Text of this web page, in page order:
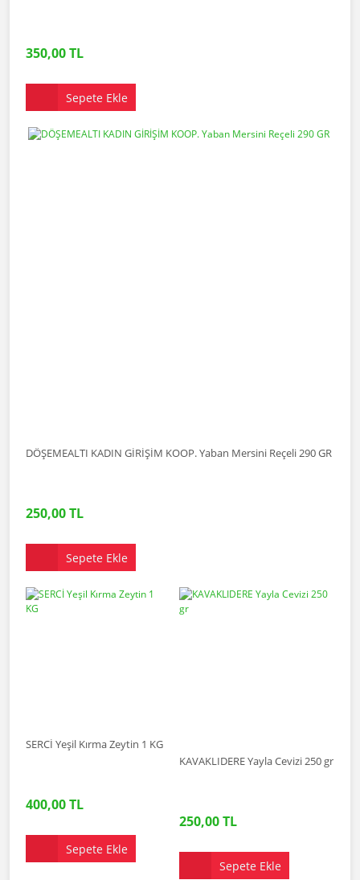
350,00 TL
Sepete Ekle
DÖŞEMEALTI KADIN GİRİŞİM KOOP. Yaban Mersini Reçeli 290 GR
250,00 TL
Sepete Ekle
SERCİ Yeşil Kırma Zeytin 1 KG
400,00 TL
Sepete Ekle
KAVAKLIDERE Yayla Cevizi 250 gr
250,00 TL
Sepete Ekle